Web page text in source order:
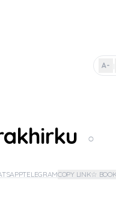
A- |
○
TELEGRAMCOPY LINK☆